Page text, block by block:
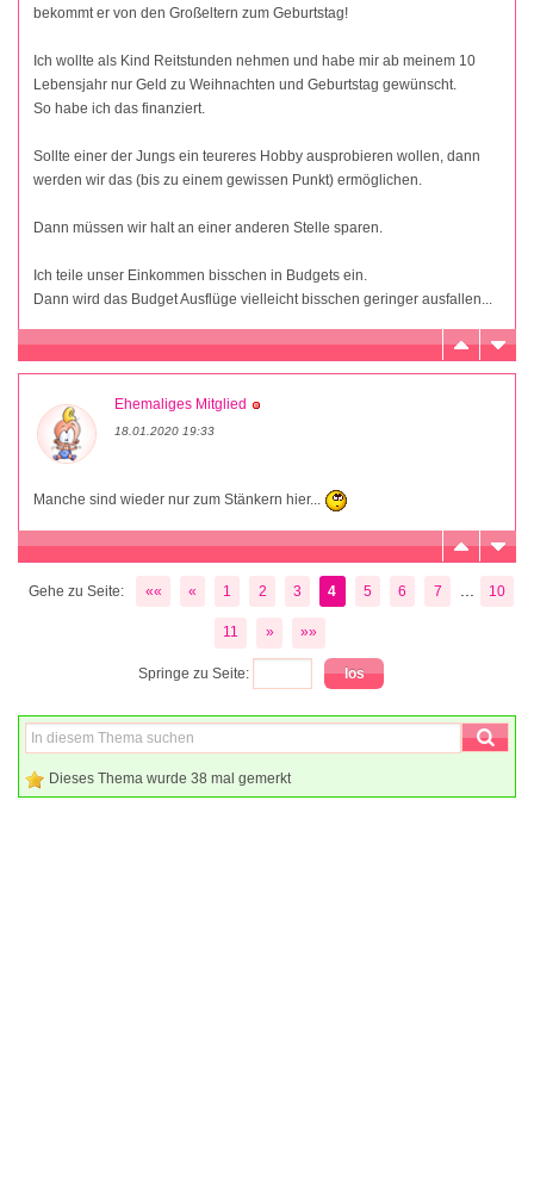
bekommt er von den Großeltern zum Geburtstag!
Ich wollte als Kind Reitstunden nehmen und habe mir ab meinem 10
Lebensjahr nur Geld zu Weihnachten und Geburtstag gewünscht.
So habe ich das finanziert.
Sollte einer der Jungs ein teureres Hobby ausprobieren wollen, dann
werden wir das (bis zu einem gewissen Punkt) ermöglichen.
Dann müssen wir halt an einer anderen Stelle sparen.
Ich teile unser Einkommen bisschen in Budgets ein.
Dann wird das Budget Ausflüge vielleicht bisschen geringer ausfallen...
Ehemaliges Mitglied
18.01.2020 19:33
Manche sind wieder nur zum Stänkern hier...
Gehe zu Seite: «« « 1 2 3 4 5 6 7 10
11 » »»
Springe zu Seite:
Dieses Thema wurde 38 mal gemerkt